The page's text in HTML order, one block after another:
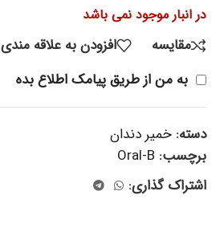
در انبار موجود نمی باشد
مقایسه
افزودن به علاقه مندی
به من از طریق پیامک اطلاع بده
دسته: خمیر دندان
برچسب: Oral-B
اشتراک گذاری: